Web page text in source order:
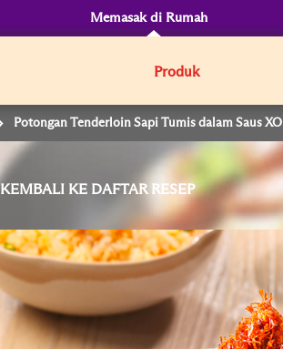
Memasak di Rumah
Produk
Potongan Tenderloin Sapi Tumis dalam Saus XO
KEMBALI